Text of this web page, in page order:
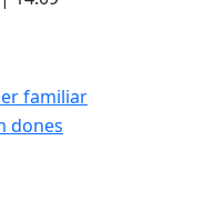
familiar
Concert Picot